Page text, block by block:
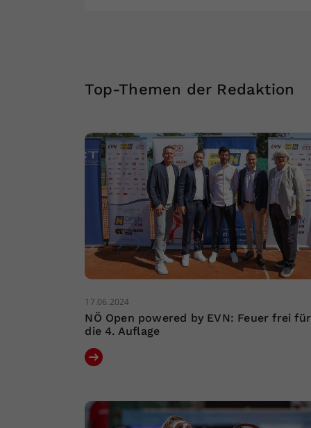
Top-Themen der Redaktion
17.06.2024
NÖ Open powered by EVN: Feuer frei für
die 4. Auflage